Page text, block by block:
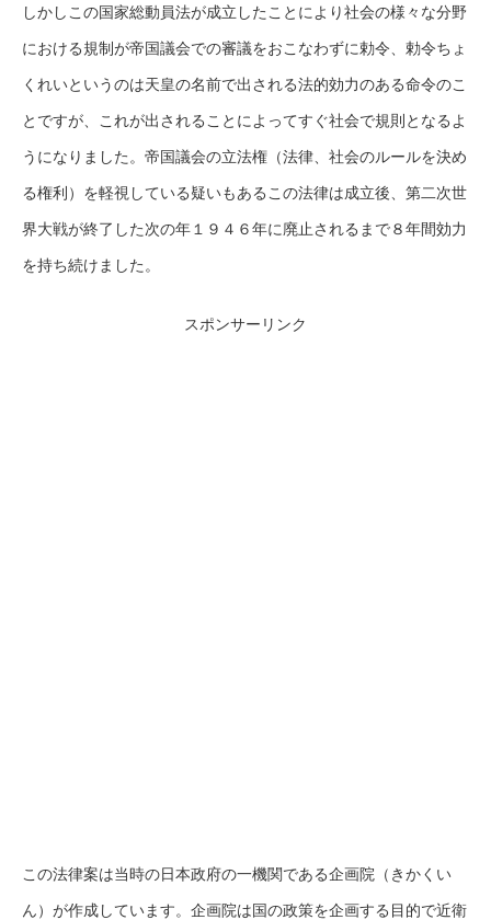
しかしこの国家総動員法が成立したことにより社会の様々な分野
における規制が帝国議会での審議をおこなわずに勅令、勅令ちょ
くれいというのは天皇の名前で出される法的効力のある命令のこ
とですが、これが出されることによってすぐ社会で規則となるよ
うになりました。帝国議会の立法権（法律、社会のルールを決め
る権利）を軽視している疑いもあるこの法律は成立後、第二次世
界大戦が終了した次の年１９４６年に廃止されるまで８年間効力
を持ち続けました。
スポンサーリンク
この法律案は当時の日本政府の一機関である企画院（きかくい
ん）が作成しています。企画院は国の政策を企画する目的で近衛